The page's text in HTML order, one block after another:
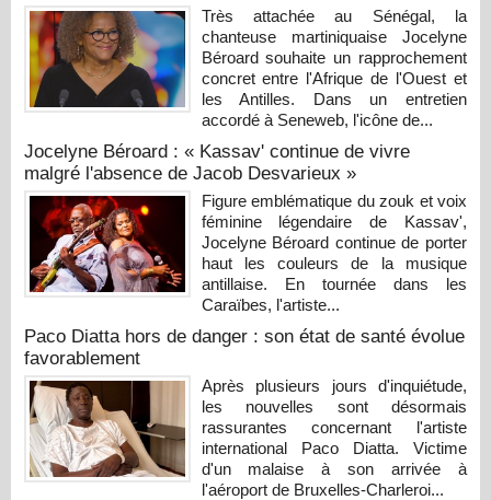
Très attachée au Sénégal, la
chanteuse martiniquaise Jocelyne
Béroard souhaite un rapprochement
concret entre l'Afrique de l'Ouest et
les Antilles. Dans un entretien
accordé à Seneweb, l'icône de...
Jocelyne Béroard : « Kassav' continue de vivre
malgré l'absence de Jacob Desvarieux »
Figure emblématique du zouk et voix
féminine légendaire de Kassav',
Jocelyne Béroard continue de porter
haut les couleurs de la musique
antillaise. En tournée dans les
Caraïbes, l'artiste...
Paco Diatta hors de danger : son état de santé évolue
favorablement
Après plusieurs jours d'inquiétude,
les nouvelles sont désormais
rassurantes concernant l'artiste
international Paco Diatta. Victime
d'un malaise à son arrivée à
l'aéroport de Bruxelles-Charleroi...